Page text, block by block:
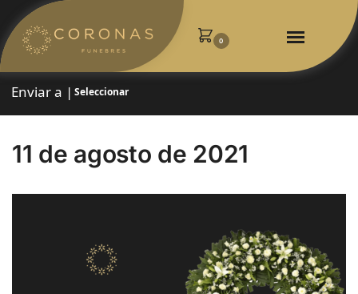
0
Enviar a | Seleccionar
11 de agosto de 2021